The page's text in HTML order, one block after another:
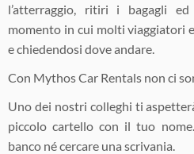
l’atterraggio, ritiri i bagagli
momento in cui molti viaggiatori
e chiedendosi dove andare.
Con Mythos Car Rentals non ci
Uno dei nostri colleghi ti
piccolo cartello con il tuo
banco né cercare una scrivania.